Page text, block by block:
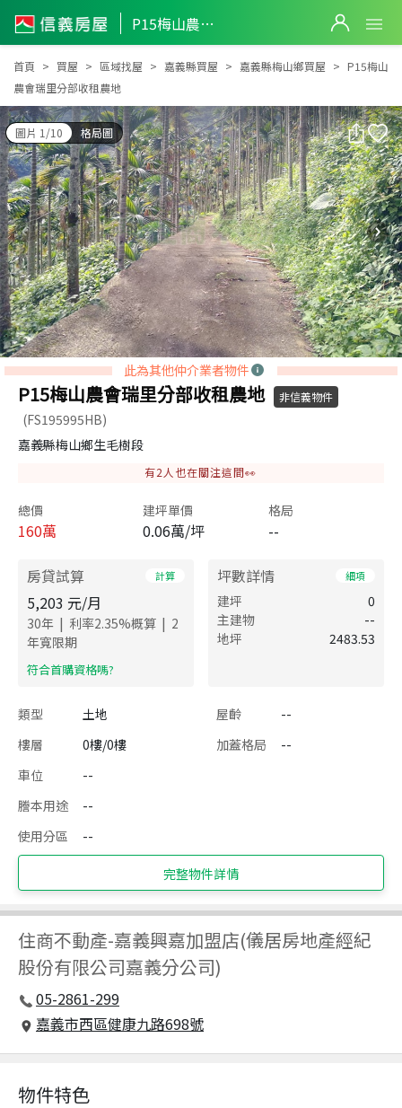
P15梅山農會瑞里分部收租農地
P15梅山農會瑞里分部收租農地
首頁 買屋 區域找屋 嘉義縣買屋 嘉義縣梅山鄉買屋
P15梅山
農會瑞里分部收租農地
圖片 1/10 格局圖
此為其他仲介業者物件
P15梅山農會瑞里分部收租農地 非信義物件
(FS195995HB)
嘉義縣梅山鄉生毛樹段
有2 人也在關注這間👀
總價
160萬
建坪單價
0.06萬/坪
格局
--
房貸試算 計算
5,203 元/月
30年 | 利率2.35%概算 | 2
年寬限期
​符合首購資格嗎?
坪數詳情 細項
建坪
0
主建物
--
地坪
2483.53
類型 土地 屋齡
--
樓層
0樓/0樓 加蓋格局
--
車位
--
謄本用途
--
使用分區
--
完整物件詳情
住商不動產-嘉義興嘉加盟店(儀居房地產經紀
股份有限公司嘉義分公司)
05-2861-299
嘉義市西區健康九路698號
物件特色